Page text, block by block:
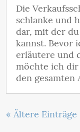
Die
schlanke und
dar, mit der
kannst. Bevor
erläutere und
möchte ich
den gesamten
« Ältere Einträge